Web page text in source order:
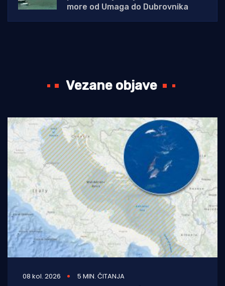
more od Umaga do Dubrovnika
Vezane objave
08 kol. 2026 5 MIN. ČITANJA